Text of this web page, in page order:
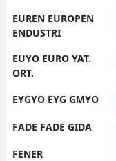
EUREN EUROPEN
ENDUSTRI
EUYO EURO YAT.
ORT.
EYGYO EYG GMYO
FADE FADE GIDA
FENER